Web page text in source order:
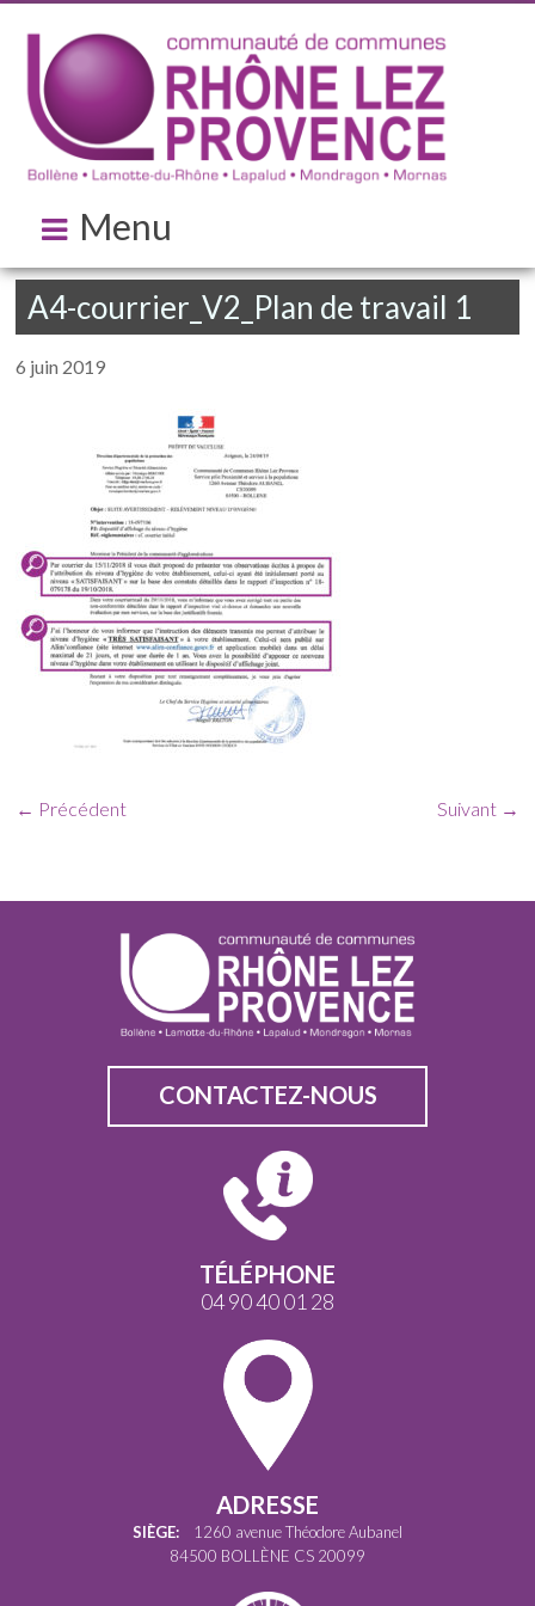
Menu
A4-courrier_V2_Plan de travail 1
6 juin 2019
← Précédent Suivant →
CONTACTEZ-NOUS
TÉLÉPHONE
04 90 40 01 28
ADRESSE
SIÈGE: 1260 avenue Théodore Aubanel
84500 BOLLÈNE CS 20099